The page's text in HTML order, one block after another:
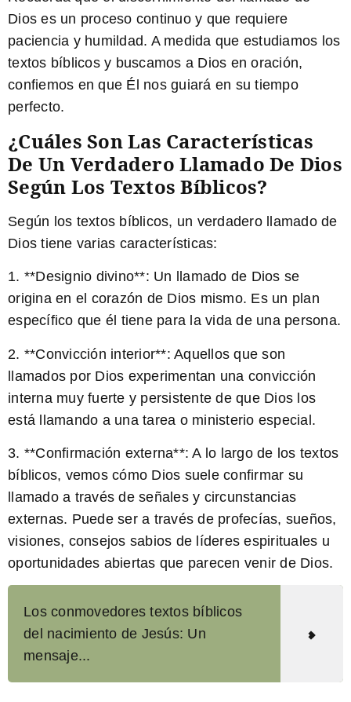
Dios es un proceso continuo y que requiere
paciencia y humildad. A medida que estudiamos los
textos bíblicos y buscamos a Dios en oración,
confiemos en que Él nos guiará en su tiempo
perfecto.
¿Cuáles Son Las Características
De Un Verdadero Llamado De Dios
Según Los Textos Bíblicos?
Según los textos bíblicos, un verdadero llamado de
Dios tiene varias características:
1. **Designio divino**: Un llamado de Dios se
origina en el corazón de Dios mismo. Es un plan
específico que él tiene para la vida de una persona.
2. **Convicción interior**: Aquellos que son
llamados por Dios experimentan una convicción
interna muy fuerte y persistente de que Dios los
está llamando a una tarea o ministerio especial.
3. **Confirmación externa**: A lo largo de los textos
bíblicos, vemos cómo Dios suele confirmar su
llamado a través de señales y circunstancias
externas. Puede ser a través de profecías, sueños,
visiones, consejos sabios de líderes espirituales u
oportunidades abiertas que parecen venir de Dios.
Los conmovedores textos bíblicos
del nacimiento de Jesús: Un
mensaje...